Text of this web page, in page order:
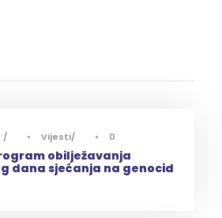
• Vijesti • 0
obilježavanja
dana sjećanja na genocid